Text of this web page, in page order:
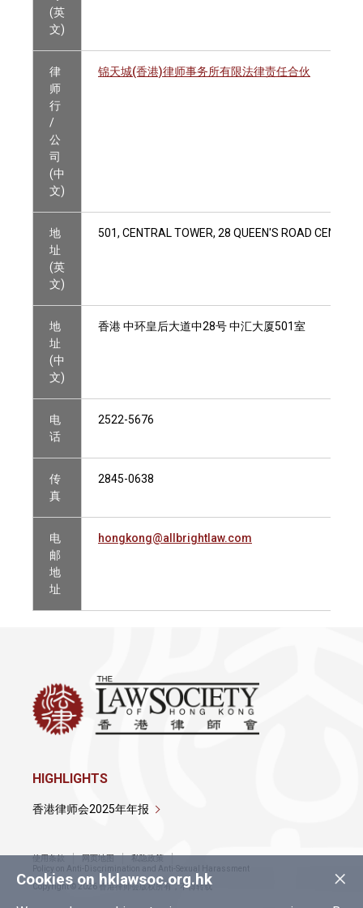
(英
文)
律
师
行
/
公
司
(中
文)
锦天城(香港)律师事务所有限法律责任合伙
地
址
(英
文)
501, CENTRAL TOWER, 28 QUEEN'S ROAD
地
址
(中
文)
香港 中环皇后大道中28号 中汇大厦501室
电
话
2522-5676
传
真
2845-0638
电
邮
地
址
hongkong@allbrightlaw.com
×
Cookies on hklawsoc.org.hk
HIGHLIGHTS
香港律师会2025年年报
使用条款 网页地图
私隐政策
Policy on Anti-Discrimination and Anti-Sexual Harassment
Copyright © 2026 香港律师会版权所有，不得转载